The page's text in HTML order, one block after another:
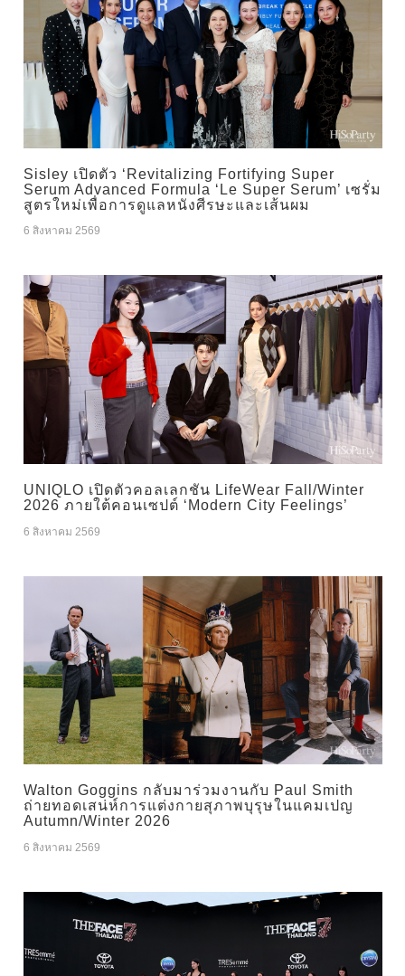
Sisley เปิดตัว ‘Revitalizing Fortifying Super
Serum Advanced Formula ‘Le Super Serum’ เซรั่ม
สูตรใหม่เพื่อการดูแลหนังศีรษะและเส้นผม
6 สิงหาคม 2569
UNIQLO เปิดตัวคอลเลกชัน LifeWear Fall/Winter
2026 ภายใต้คอนเซปต์ ‘Modern City Feelings’
6 สิงหาคม 2569
Walton Goggins กลับมาร่วมงานกับ Paul Smith
ถ่ายทอดเสน่ห์การแต่งกายสุภาพบุรุษในแคมเปญ
Autumn/Winter 2026
6 สิงหาคม 2569